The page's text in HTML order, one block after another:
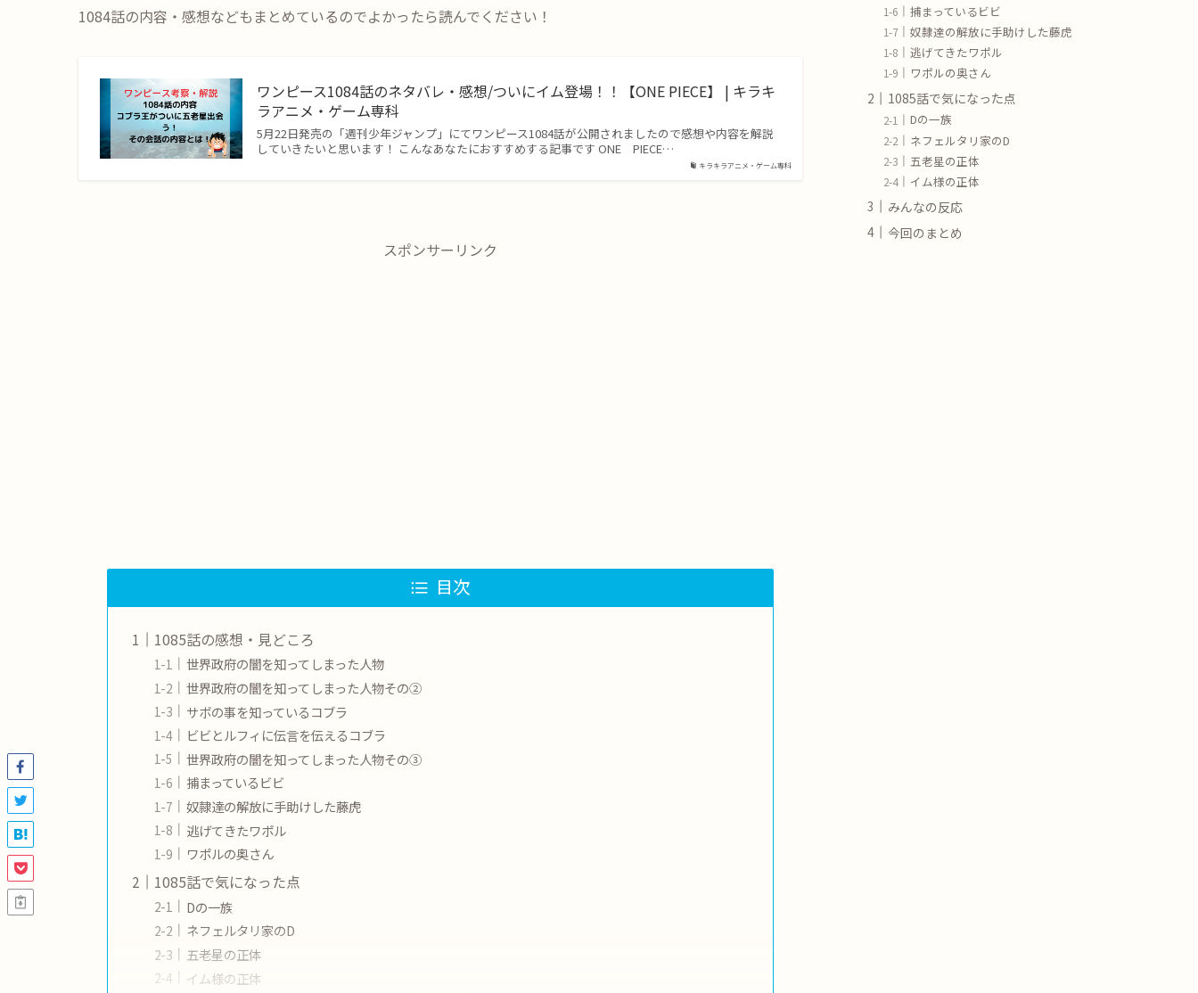
1084話の内容・感想などもまとめているのでよかったら読んでください！
キラキラアニメ・ゲーム専科
ワンピース1084話のネタバレ・感想/ついにイム登場！！【ONE PIECE】 | キラキ
ラアニメ・ゲーム専科
5月22日発売の「週刊少年ジャンプ」にてワンピース1084話が公開されましたので感想や内容を解説
していきたいと思います！ こんなあなたにおすすめする記事です ONE PIECE…
スポンサーリンク
目次
1085話の感想・見どころ
世界政府の闇を知ってしまった人物
世界政府の闇を知ってしまった人物その②
サボの事を知っているコブラ
ビビとルフィに伝言を伝えるコブラ
世界政府の闇を知ってしまった人物その③
捕まっているビビ
奴隷達の解放に手助けした藤虎
逃げてきたワポル
ワポルの奥さん
1085話で気になった点
Dの一族
ネフェルタリ家のD
五老星の正体
イム様の正体
捕まっているビビ
奴隷達の解放に手助けした藤虎
逃げてきたワポル
ワポルの奥さん
1085話で気になった点
Dの一族
ネフェルタリ家のD
五老星の正体
イム様の正体
みんなの反応
今回のまとめ